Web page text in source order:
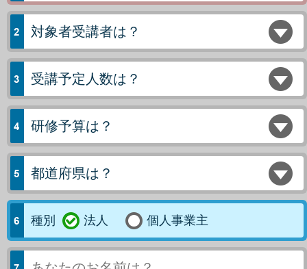
対象者受講者は？
受講予定人数は？
研修予算は？
都道府県は？
種別 法人 個人事業主